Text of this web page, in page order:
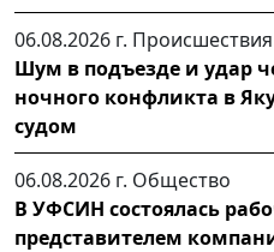
06.08.2026 г. Происшествия
Шум в подъезде и удар
ночного конфликта в
судом
06.08.2026 г. Общество
В УФСИН состоялась
представителем